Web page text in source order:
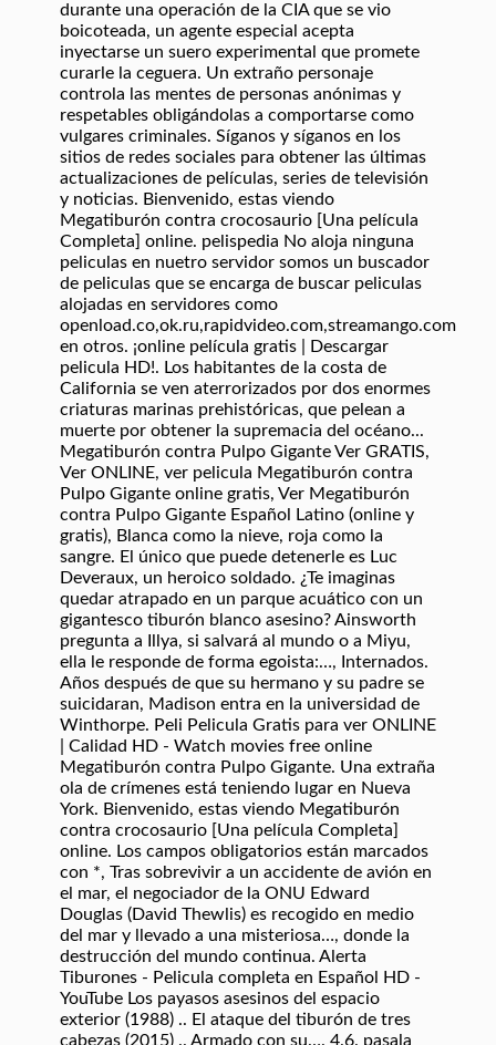
durante una operación de la CIA que se vio
boicoteada, un agente especial acepta
inyectarse un suero experimental que promete
curarle la ceguera. Un extraño personaje
controla las mentes de personas anónimas y
respetables obligándolas a comportarse como
vulgares criminales. Síganos y síganos en los
sitios de redes sociales para obtener las últimas
actualizaciones de películas, series de televisión
y noticias. Bienvenido, estas viendo
Megatiburón contra crocosaurio [Una película
Completa] online. pelispedia No aloja ninguna
peliculas en nuetro servidor somos un buscador
de peliculas que se encarga de buscar peliculas
alojadas en servidores como
openload.co,ok.ru,rapidvideo.com,streamango.com
en otros. ¡online película gratis | Descargar
pelicula HD!. Los habitantes de la costa de
California se ven aterrorizados por dos enormes
criaturas marinas prehistóricas, que pelean a
muerte por obtener la supremacia del océano...
Megatiburón contra Pulpo Gigante Ver GRATIS,
Ver ONLINE, ver pelicula Megatiburón contra
Pulpo Gigante online gratis, Ver Megatiburón
contra Pulpo Gigante Español Latino (online y
gratis), Blanca como la nieve, roja como la
sangre. El único que puede detenerle es Luc
Deveraux, un heroico soldado. ¿Te imaginas
quedar atrapado en un parque acuático con un
gigantesco tiburón blanco asesino? Ainsworth
pregunta a Illya, si salvará al mundo o a Miyu,
ella le responde de forma egoista:…, Internados.
Años después de que su hermano y su padre se
suicidaran, Madison entra en la universidad de
Winthorpe. Peli Pelicula Gratis para ver ONLINE
| Calidad HD - Watch movies free online
Megatiburón contra Pulpo Gigante. Una extraña
ola de crímenes está teniendo lugar en Nueva
York. Bienvenido, estas viendo Megatiburón
contra crocosaurio [Una película Completa]
online. Los campos obligatorios están marcados
con *, Tras sobrevivir a un accidente de avión en
el mar, el negociador de la ONU Edward
Douglas (David Thewlis) es recogido en medio
del mar y llevado a una misteriosa…, donde la
destrucción del mundo continua. Alerta
Tiburones - Pelicula completa en Español HD -
YouTube Los payasos asesinos del espacio
exterior (1988) .. El ataque del tiburón de tres
cabezas (2015) .. Armado con su…. 4.6. pasala